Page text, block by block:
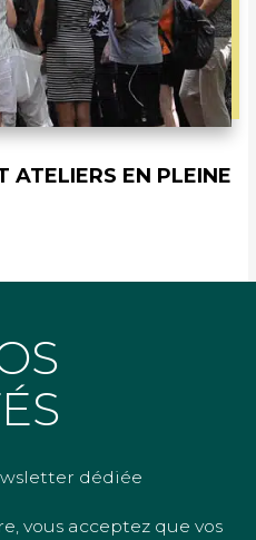
ATELIERS EN PLEINE
dédiée
vous acceptez que vos